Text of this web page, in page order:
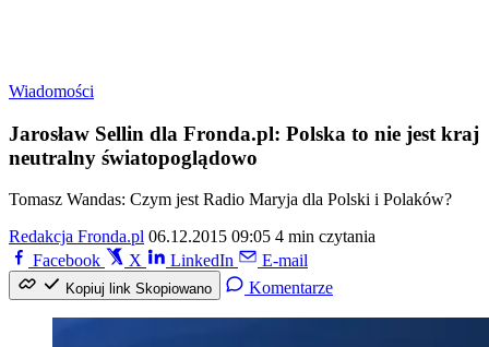
Wiadomości
Jarosław Sellin dla Fronda.pl: Polska to nie jest kraj
neutralny światopoglądowo
Tomasz Wandas: Czym jest Radio Maryja dla Polski i Polaków?
Redakcja Fronda.pl 06.12.2015 09:05 4 min czytania
Facebook
X LinkedIn E-mail
Kopiuj link Skopiowano Komentarze